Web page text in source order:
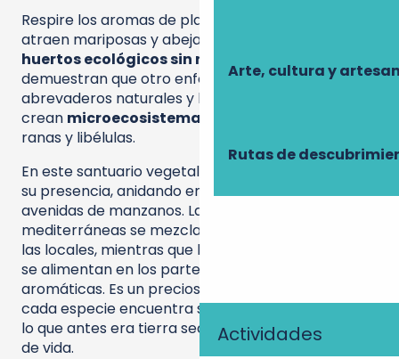
Arte, cultura y
Rutas de
Actividades
Respire los aromas de plantas melíferas que
atraen mariposas y abejas a cientos.
huertos ecológicos sin riego artificial
demuestran que otro enfoque es posible. Los
abrevaderos naturales y los pequeños estanques
crean microecosistemas
ranas y libélulas.
En este santuario vegetal, las aves han triplicado
su presencia, anidando en los setos de carpes y las
avenidas de manzanos. Las especies
mediterráneas se mezclan armoniosamente con
las locales, mientras que los insectos polinizadores
se alimentan en los parterres de plantas
aromáticas. Es un precioso equilibrio en el que
cada especie encuentra su lugar, transformando
lo que antes era tierra seca en un próspero oasis
de vida.